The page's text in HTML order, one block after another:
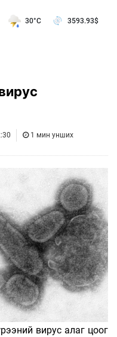
30°C 3593.93$
1 мин унших
вирус алаг цоог